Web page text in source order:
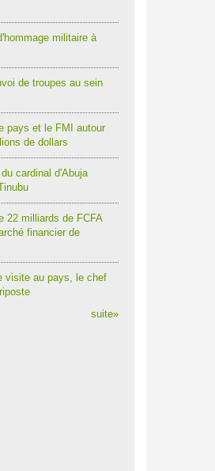
militaire à
de troupes au sein
pays et le FMI autour
de dollars
cardinal d'Abuja
22 milliards de FCFA
financier de
visite au pays, le chef
suite»